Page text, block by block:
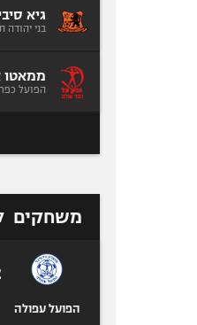
גיא
בני יהודה
ממאטו
הפועל
משחקים
הפועל עפולה